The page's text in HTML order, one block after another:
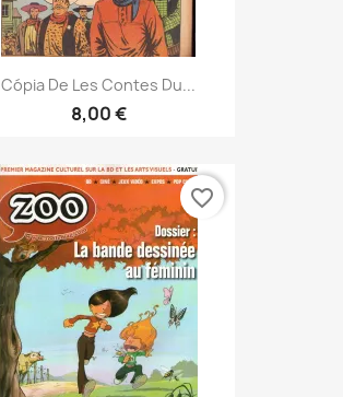
Cópia De Les Contes Du...
8,00 €
favorite_border